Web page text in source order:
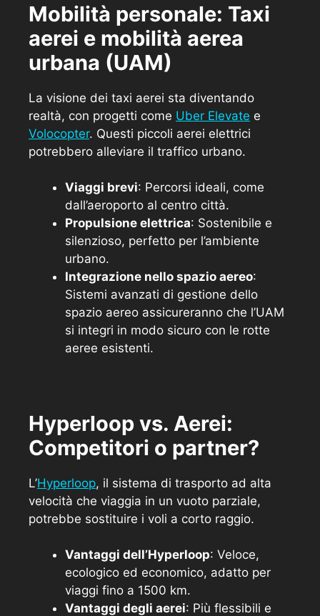
Mobilità personale: Taxi
aerei e mobilità aerea
urbana (UAM)
La visione dei taxi aerei sta diventando
realtà, con progetti come Uber Elevate e
Volocopter. Questi piccoli aerei elettrici
potrebbero alleviare il traffico urbano.
Viaggi brevi: Percorsi ideali, come
dall’aeroporto al centro città.
Propulsione elettrica: Sostenibile e
silenzioso, perfetto per l’ambiente
urbano.
Integrazione nello spazio aereo:
Sistemi avanzati di gestione dello
spazio aereo assicureranno che l’UAM
si integri in modo sicuro con le rotte
aeree esistenti.
Hyperloop vs. Aerei:
Competitori o partner?
L’Hyperloop, il sistema di trasporto ad alta
velocità che viaggia in un vuoto parziale,
potrebbe sostituire i voli a corto raggio.
Vantaggi dell’Hyperloop: Veloce,
ecologico ed economico, adatto per
viaggi fino a 1500 km.
Vantaggi degli aerei: Più flessibili e